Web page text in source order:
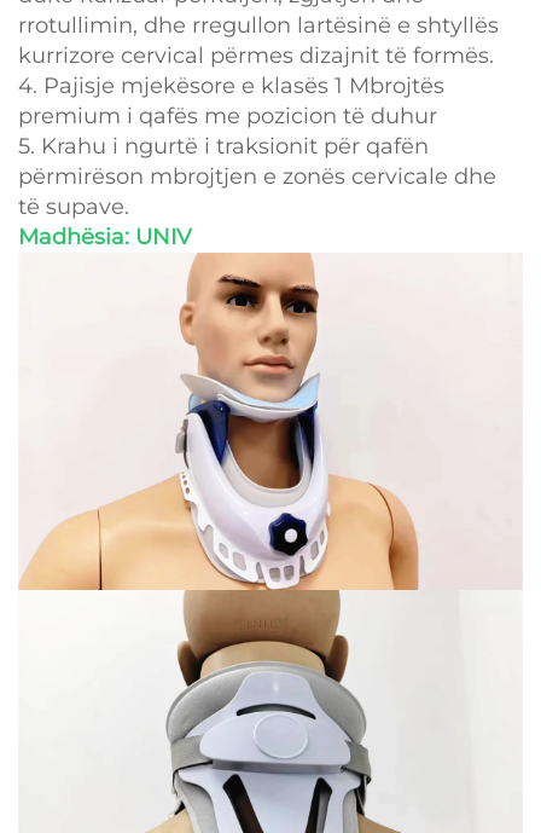
rrotullimin, dhe rregullon lartësinë e shtyllës
kurrizore cervical përmes dizajnit të formës.
4. Pajisje mjekësore e klasës 1 Mbrojtës
premium i qafës me pozicion të duhur
5. Krahu i ngurtë i traksionit për qafën
përmirëson mbrojtjen e zonës cervicale dhe
të supave.
Madhësia: UNIV